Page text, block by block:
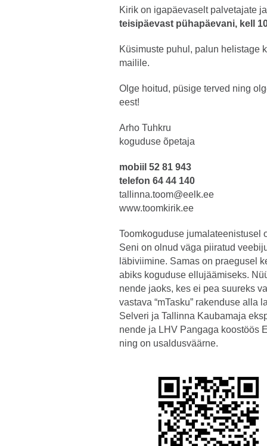
Kirik on igapäevaselt palvetajate
teisipäevast pühapäevani, kell
Küsimuste puhul, palun helistage
mailile.
Olge hoitud, püsige terved ning
eest!
Arho Tuhkru
koguduse õpetaja
mobiil 52 81 943
tel efon 64 44 140
tallinna.toom@eelk.ee
www.toomkirik.ee
Toomkoguduse jumalateenistusel
Seni on olnud väga piiratud
läbiviimine. Samas on praegusel
abiks koguduse ellujäämiseks.
nende jaoks, kes ei pea suureks
vastava “mTasku” rakenduse alla
Selveri ja Tallinna Kaubamaja
nende ja LHV Pangaga koostöös
ning on usaldusväärne.